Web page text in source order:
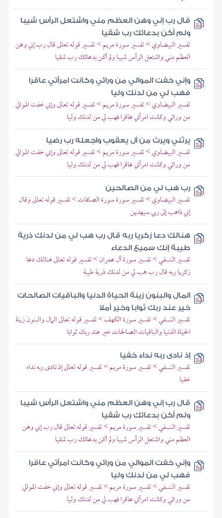
قال رب إني وهن العظم مني واشتعل الرأس شيبا
ولم أكن بدعائك رب شقيا
تفسير البيضاوي > تفسير سورة مريم > تفسير قوله تعالى قال رب إني وهن
العظم مني واشتعل الرأس شيبا ولم أكن بدعائك رب شقيا
وإني خفت الموالي من ورائي وكانت امرأتي عاقرا
فهب لي من لدنك وليا
تفسير البيضاوي > تفسير سورة مريم > تفسير قوله تعالى وإني خفت الموالي
من ورائي وكانت امرأتي عاقرا فهب لي من لدنك وليا
يرثني ويرث من آل يعقوب واجعله رب رضيا
تفسير البيضاوي > تفسير سورة مريم > تفسير قوله تعالى وإني خفت الموالي
من ورائي وكانت امرأتي عاقرا فهب لي من لدنك وليا
رب هب لي من الصالحين
تفسير البيضاوي > تفسير سورة سورة الصافات > تفسير قوله تعالى وقال
إني ذاهب إلى ربي سيهدين
هنالك دعا زكريا ربه قال رب هب لي من لدنك ذرية
طيبة إنك سميع الدعاء
تفسير النسفي > تفسير سورة آل عمران > تفسير قوله تعالى هنالك دعا
زكريا ربه قال رب هب لي من لدنك ذرية طيبة
المال والبنون زينة الحياة الدنيا والباقيات الصالحات
خير عند ربك ثوابا وخير أملا
تفسير النسفي > تفسير سورة الكهف > تفسير قوله تعالى المال والبنون زينة
الحياة الدنيا والباقيات الصالحات خير عند ربك ثوابا
إذ نادى ربه نداء خفيا
تفسير النسفي > تفسير سورة مريم > تفسير قوله تعالى إذ نادى ربه نداء
خفيا
قال رب إني وهن العظم مني واشتعل الرأس شيبا
ولم أكن بدعائك رب شقيا
تفسير النسفي > تفسير سورة مريم > تفسير قوله تعالى قال رب إني وهن
العظم مني واشتعل الرأس شيبا ولم أكن بدعائك رب شقيا
وإني خفت الموالي من ورائي وكانت امرأتي عاقرا
فهب لي من لدنك وليا
تفسير النسفي > تفسير سورة مريم > تفسير قوله تعالى وإني خفت الموالي
من ورائي وكانت امرأتي عاقرا فهب لي من لدنك وليا